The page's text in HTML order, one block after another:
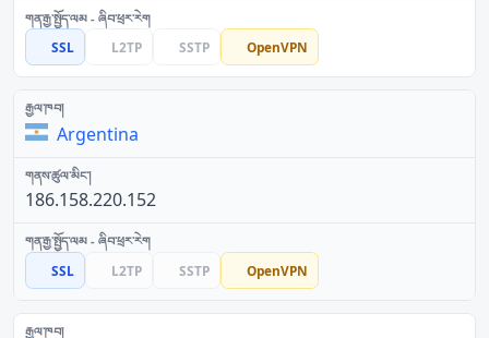
SSL L2TP SSTP OpenVPN
Argentina
186.158.220.152
SSL L2TP SSTP OpenVPN